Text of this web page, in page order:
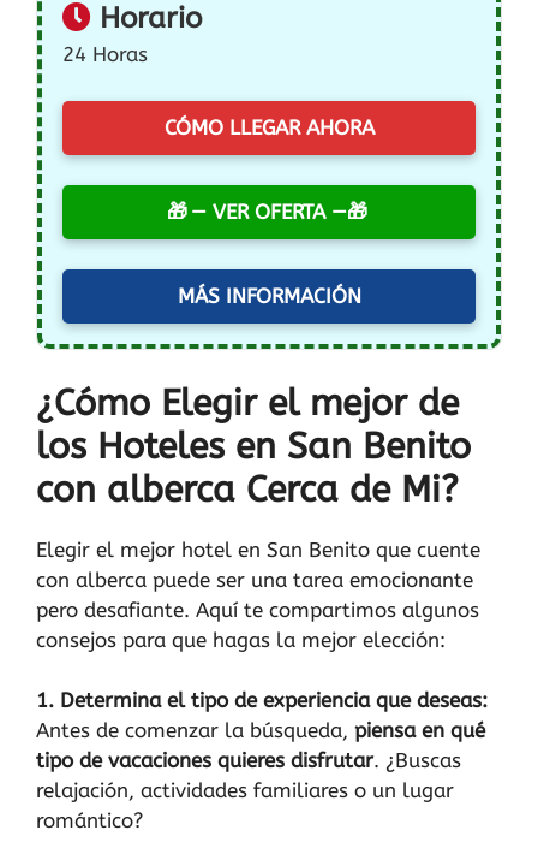
Horario
24 Horas
CÓMO LLEGAR AHORA
— VER OFERTA —
MÁS INFORMACIÓN
¿Cómo Elegir el mejor de
los Hoteles en San Benito
con alberca Cerca de Mi?
Elegir el mejor hotel en San Benito que cuente
con alberca puede ser una tarea emocionante
pero desafiante. Aquí te compartimos algunos
consejos para que hagas la mejor elección:
1. Determina el tipo de experiencia que deseas:
Antes de comenzar la búsqueda, piensa en qué
tipo de vacaciones quieres disfrutar. ¿Buscas
relajación, actividades familiares o un lugar
romántico?